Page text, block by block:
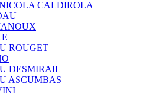
CALDIROLA
ROUGET
DESMIRAIL
ASCUMBAS